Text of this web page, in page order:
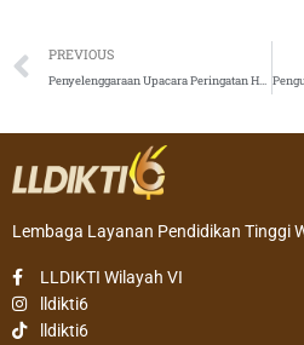
Prev
PREVIOUS
Penyelenggaraan Upacara Peringatan Hari Kesaktian Pancasila Tahun 2021
Lembaga Layanan Pendidikan Tinggi
LLDIKTI Wilayah VI
lldikti6
lldikti6